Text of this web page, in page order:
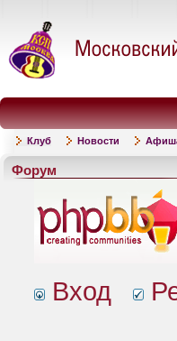
Клуб Новости
Форум
Вход